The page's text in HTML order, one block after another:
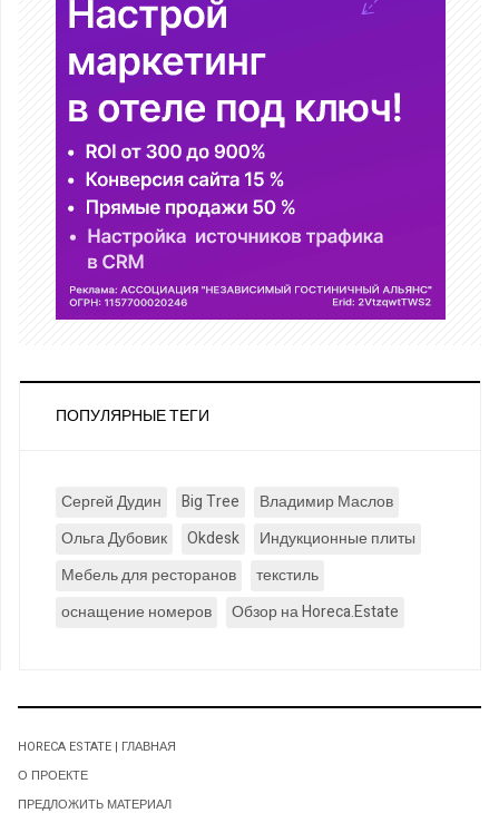
ПОПУЛЯРНЫЕ ТЕГИ
Сергей Дудин Big Tree
Владимир Маслов
Ольга Дубовик
Okdesk
Индукционные плиты
Мебель для ресторанов
текстиль
оснащение номеров
Обзор на Horeca.Estate
HORECA ESTATE | ГЛАВНАЯ
О ПРОЕКТЕ
ПРЕДЛОЖИТЬ МАТЕРИАЛ